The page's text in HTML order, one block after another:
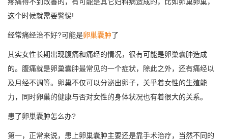
这个时候就需要警惕!
经常痛经治不好?可能是卵巢囊肿了
其实女性长期出现腹痛和痛经的情况，很有可能是卵巢囊肿造成
的。腹痛就是卵巢囊肿最常见的一个症状，除此之外，还有痛经以
及月经不调等。卵巢不仅可以分泌出卵子，关乎着女性的生殖能
力，同时卵巢的健康与否对女性的身体状况也有着很大的关系。
患了卵巢囊肿怎么办?
第一，正常来说，患上卵巢囊肿主要还是靠手术治疗，当然不同的